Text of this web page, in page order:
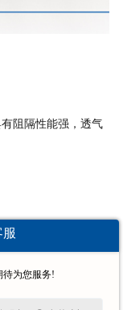
品
材
阻隔性能强，透气
有效期两年；
待为您服务!